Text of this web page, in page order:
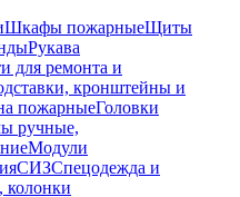
Шкафы пожарныеЩиты
Рукава
для ремонта и
кронштейны и
пожарныеГоловки
ручные,
Модули
СИЗСпецодежда и
колонки